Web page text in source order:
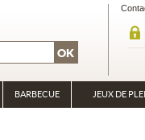
BARBECUE JEUX DE